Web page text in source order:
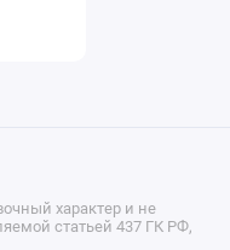
характер и не
статьей 437 ГК РФ,